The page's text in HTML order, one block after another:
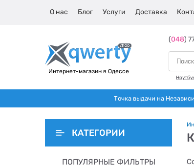
О нас Блог Услуги Доставка
Интернет-магазин в Одессе
(048)
Точка выдачи на
КАТЕГОРИИ
ПОПУЛЯРНЫЕ ФИЛЬТРЫ